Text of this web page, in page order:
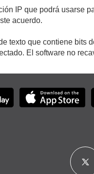
IP que podrá usarse
acuerdo.
texto que contiene bits
El software no